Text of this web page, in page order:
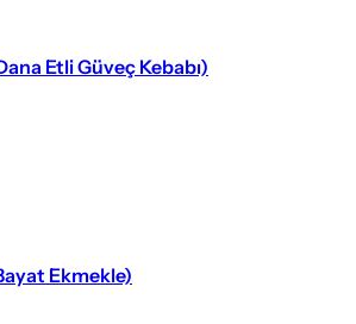
Etli Güveç Kebabı)
Ekmekle)